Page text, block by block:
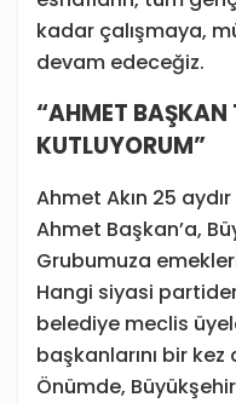
kadar çalışmaya,
devam edeceğiz.
“AHMET BAŞKAN
KUTLUYORUM”
Ahmet Akın 25
Ahmet Başkan’a,
Grubumuza
Hangi siyasi
belediye meclis
başkanlarını bir
Önümde,